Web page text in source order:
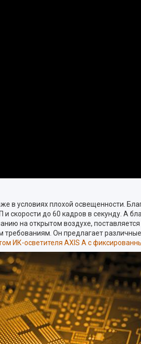
в условиях плохой освещенности.
до 60 кадров в секунду. А
на открытом воздухе,
Он предлагает
ИК-осветителя AXIS A с